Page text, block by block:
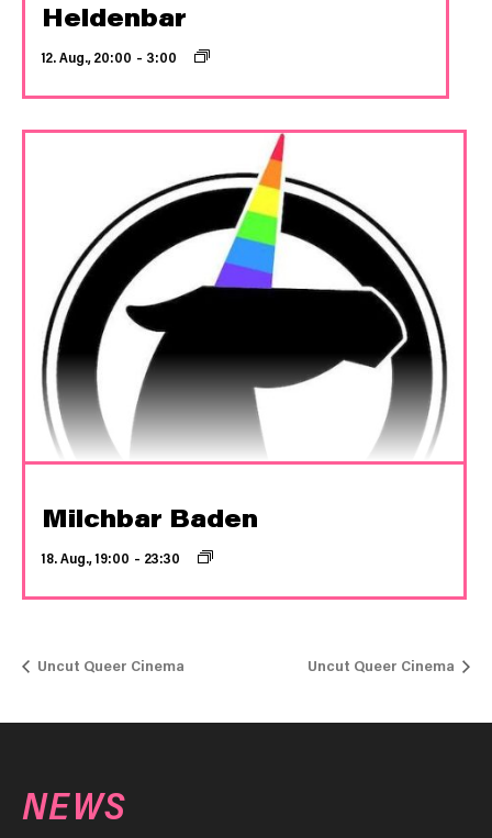
Heldenbar
12. Aug., 20:00 – 3:00
Milchbar Baden
18. Aug., 19:00 – 23:30
Uncut Queer Cinema Uncut Queer Cinema
NEWS